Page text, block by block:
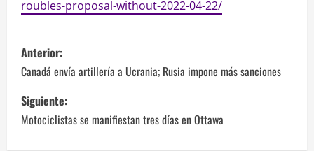
roubles-proposal-without-2022-04-22/
N
a
v
e
Anterior:
Canadá envía artillería a Ucrania; Rusia impone más sanciones
Siguiente:
Motociclistas se manifiestan tres días en Ottawa